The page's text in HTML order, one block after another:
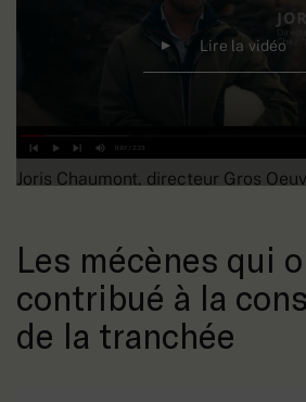
Lire la vidéo
Joris Chaumont, directeur Gros
Les mécènes qui
contribué à la
de la tranchée